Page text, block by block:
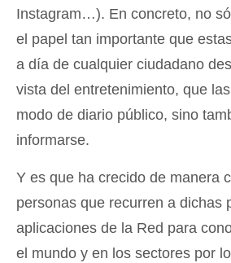
Instagram…). En concreto, no
el papel tan importante que
a día de cualquier ciudadano
vista del entretenimiento, que
modo de diario público, sino
informarse.
Y es que ha crecido de manera
personas que recurren a dichas
aplicaciones de la Red para
el mundo y en los sectores por